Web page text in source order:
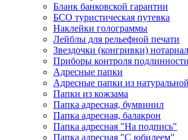
Бланк банковской гарантии
БСО туристическая путевка
Наклейки голограммы
Лейблы для рельефной печати
Звездочки (конгривки)
Приборы контроля
Адресные папки
Адресные папки из
Папки из кожзама
Папка адресная, бумвинил
Папка адресная, балакрон
Папка адресная "На подпись"
Папка адресная "C юбилеем"